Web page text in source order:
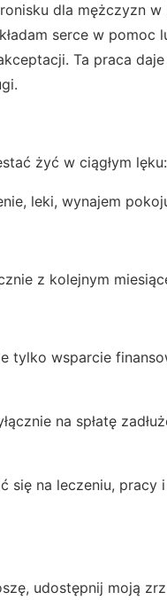
dla mężczyzn w
serce w
Ta praca
żyć w ciągłym lęku:
leki, wynajem
z kolejnym
tylko wsparcie
na spłatę
się na leczeniu, pracy
udostępnij moją